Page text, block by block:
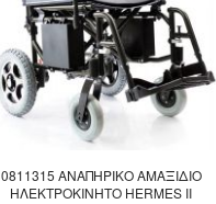
0811315 ΑΝΑΠΗΡΙΚΟ ΑΜΑΞΙΔΙΟ
ΗΛΕΚΤΡΟΚΙΝΗΤΟ HERMES II